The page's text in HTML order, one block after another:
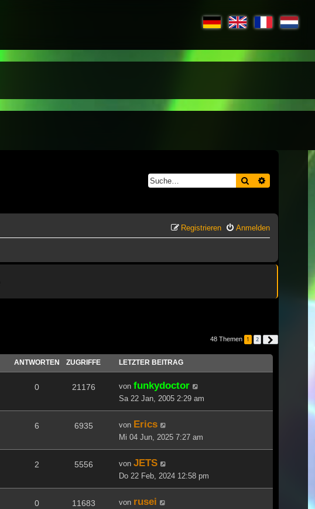
Suche
Anmelden
Registrieren
48 Themen 1 2
ANTWORTEN ZUGRIFFE LETZTER BEITRAG
0 21176 von funkydoctor
Sa 22 Jan, 2005 2:29 am
6 6935 von Erics
Mi 04 Jun, 2025 7:27 am
2 5556 von JETS
Do 22 Feb, 2024 12:58 pm
0 11683 von rusei